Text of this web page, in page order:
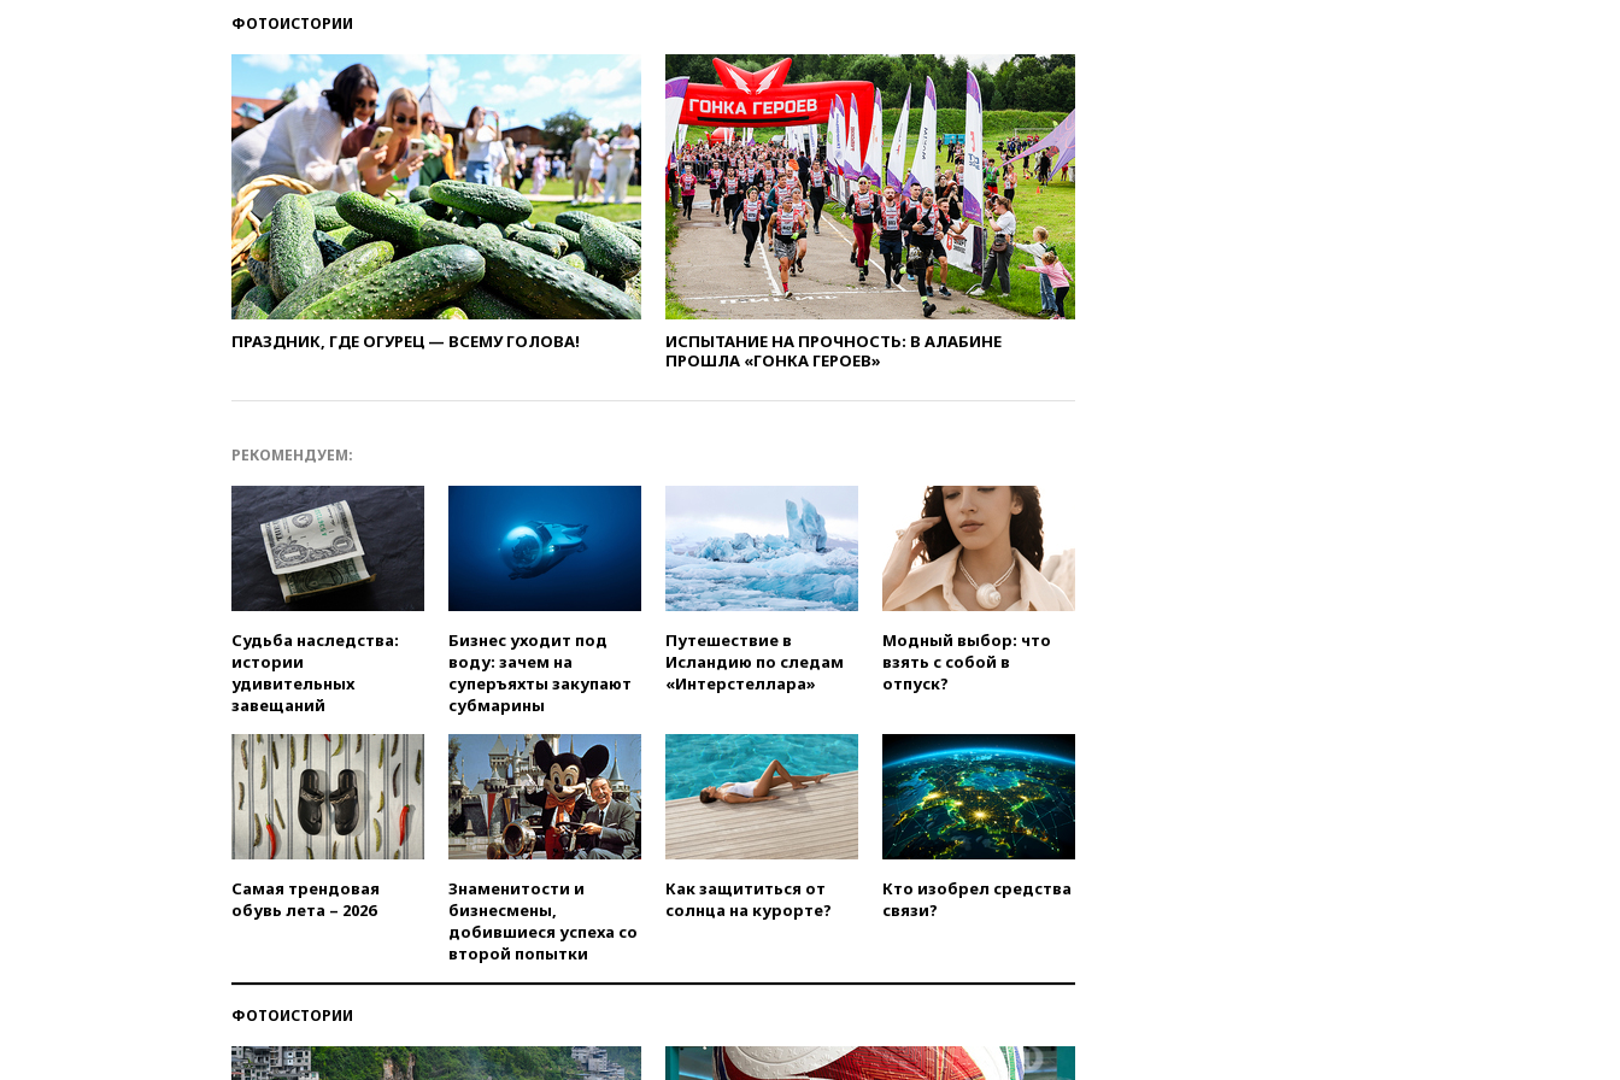
области
вчера, 21:56The Atlantic: Маск
отказал Украине в
использовании Starlink для
атак вглубь РФ
вчера, 21:35После пожара на
складе в Брянске возбудили
уголовное дело
вчера, 21:26Лидеры сборной
РФ по гимнастике получили
официальный отказ в визах от
Хорватии
опубликовал 16 новых видео с
Украины с Польшей скопилось
свыше 6,5 тысячи грузовиков
вчера, 20:53Швыдкой:
«Интервидение» точно
пройдет в 2026 году
сбила еще 75 украинских
беспилотников над Россией
Белгородской области
вчера, 20:30Лидию Невзорову
заочно арестовали по делу о
финансировании
экстремизма
вчера, 20:20 Суд США
постановил остановить
вчера, 20:15Сенат США
Ирана
ФОТОИСТОРИИ
ПРАЗДНИК, ГДЕ ОГУРЕЦ — ВСЕМУ ГОЛОВА!
ИСПЫТАНИЕ НА ПРОЧНОСТЬ: В АЛАБИНЕ
ПРОШЛА «ГОНКА ГЕРОЕВ»
РЕКОМЕНДУЕМ:
Судьба наследства:
истории
удивительных
завещаний
Бизнес уходит под
воду: зачем на
суперъяхты закупают
субмарины
Путешествие в
Исландию по следам
«Интерстеллара»
Модный выбор: что
взять с собой в
отпуск?
Самая трендовая
обувь лета – 2026
Знаменитости и
бизнесмены,
добившиеся успеха со
второй попытки
Как защититься от
солнца на курорте?
Кто изобрел средства
связи?
ФОТОИСТОРИИ